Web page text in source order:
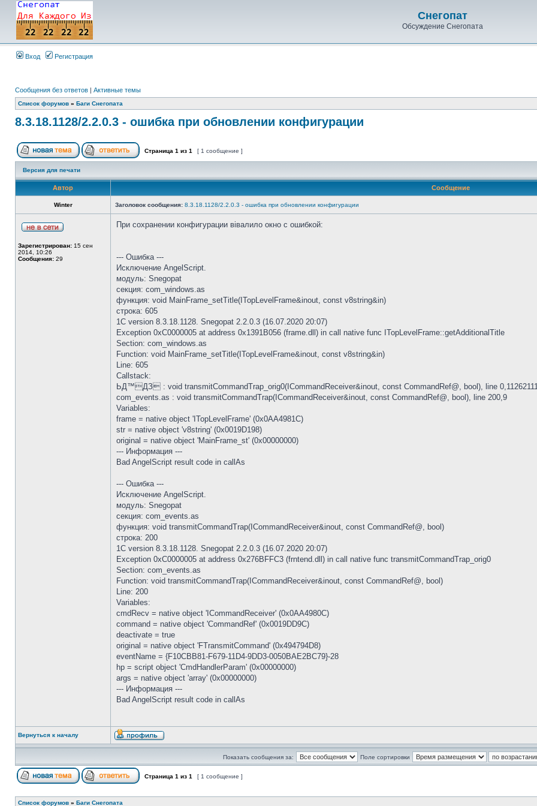
Снегопат
Обсуждение Снегопата
Вход Регистрация
Сообщения без ответов | Активные темы
Список форумов » Баги Снегопата
8.3.18.1128/2.2.0.3 - ошибка при обновлении конфигурации
Страница 1 из 1 [ 1 сообщение ]
Версия для печати
Автор Сообщение
Winter Заголовок сообщения: 8.3.18.1128/2.2.0.3 - ошибка при обновлении конфигурации
Зарегистрирован: 15 сен
2014, 10:26
Сообщения: 29
При сохранении конфигурации вівалило окно с ошибкой:
--- Ошибка ---
Исключение AngelScript.
модуль: Snegopat
секция: com_windows.as
функция: void MainFrame_setTitle(ITopLevelFrame&inout, const v8string&in)
строка: 605
1C version 8.3.18.1128. Snegopat 2.2.0.3 (16.07.2020 20:07)
Exception 0xC0000005 at address 0x1391B056 (frame.dll) in call native func ITopLevelFrame::getAdditionalTitle
Section: com_windows.as
Function: void MainFrame_setTitle(ITopLevelFrame&inout, const v8string&in)
Line: 605
Callstack:
ЬД™ДЗ : void transmitCommandTrap_orig0(ICommandReceiver&inout, const CommandRef@, bool), line
com_events.as : void transmitCommandTrap(ICommandReceiver&inout, const CommandRef@, bool), line 200,9
Variables:
frame = native object 'ITopLevelFrame' (0x0AA4981C)
str = native object 'v8string' (0x0019D198)
original = native object 'MainFrame_st' (0x00000000)
--- Информация ---
Bad AngelScript result code in callAs
--- Ошибка ---
Исключение AngelScript.
модуль: Snegopat
секция: com_events.as
функция: void transmitCommandTrap(ICommandReceiver&inout, const CommandRef@, bool)
строка: 200
1C version 8.3.18.1128. Snegopat 2.2.0.3 (16.07.2020 20:07)
Exception 0xC0000005 at address 0x276BFFC3 (frntend.dll) in call native func transmitCommandTrap_orig0
Section: com_events.as
Function: void transmitCommandTrap(ICommandReceiver&inout, const CommandRef@, bool)
Line: 200
Variables:
cmdRecv = native object 'ICommandReceiver' (0x0AA4980C)
command = native object 'CommandRef' (0x0019DD9C)
deactivate = true
original = native object 'FTransmitCommand' (0x494794D8)
eventName = {F10CBB81-F679-11D4-9DD3-0050BAE2BC79}-28
hp = script object 'CmdHandlerParam' (0x00000000)
args = native object 'array' (0x00000000)
--- Информация ---
Bad AngelScript result code in callAs
Вернуться к началу
Показать сообщения за: Поле сортировки
Страница 1 из 1 [ 1 сообщение ]
Список форумов » Баги Снегопата